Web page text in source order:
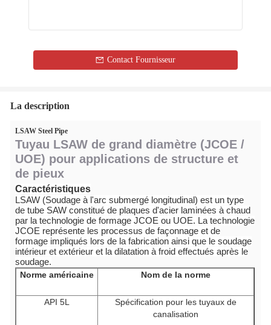
Contact Fournisseur
La description
LSAW Steel Pipe
Tuyau LSAW de grand diamètre (JCOE /
UOE) pour applications de structure et
de pieux
Caractéristiques
LSAW (Soudage à l'arc submergé longitudinal) est un type
de tube SAW constitué de plaques d'acier laminées à chaud
par la technologie de formage JCOE ou UOE. La technologie
JCOE représente les processus de façonnage et de
formage impliqués lors de la fabrication ainsi que le soudage
intérieur et extérieur et la dilatation à froid effectués après le
soudage.
Norme américaine
Nom de la norme
API 5L
Spécification pour les tuyaux de
canalisation